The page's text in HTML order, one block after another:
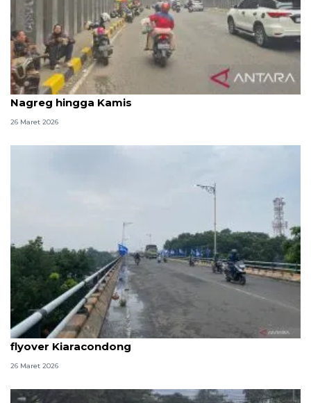
Dishub: Kendaraan arus balik masih padati jalur di
Nagreg hingga Kamis
26 Maret 2026
Polrestabes Bandung gagalkan aksi bunuh diri di
flyover Kiaracondong
26 Maret 2026